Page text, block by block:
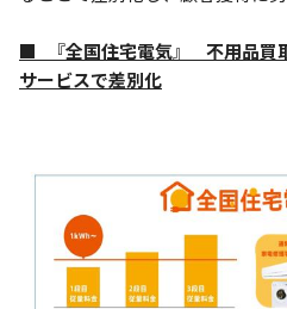
■ 『全国住宅電気』 不用品買
サービスで差別化